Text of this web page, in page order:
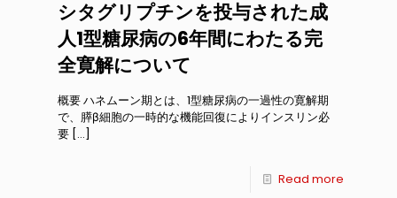
シタグリプチンを投与された成
人1型糖尿病の6年間にわたる完
全寛解について
概要 ハネムーン期とは、1型糖尿病の一過性の寛解期
で、膵β細胞の一時的な機能回復によりインスリン必
要 […]
Read more